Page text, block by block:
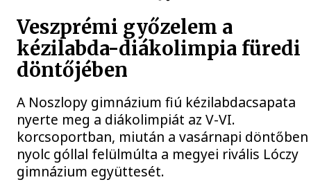
Veszprémi győzelem a
kézilabda-diákolimpia füredi
döntőjében
A Noszlopy gimnázium fiú kézilabdacsapata
nyerte meg a diákolimpiát az V-VI.
korcsoportban, miután a vasárnapi döntőben
nyolc góllal felülmúlta a megyei rivális Lóczy
gimnázium együttesét.